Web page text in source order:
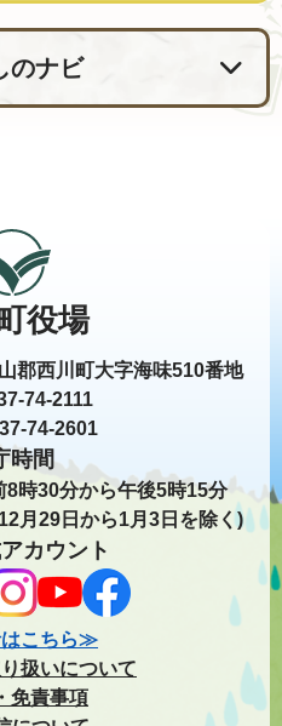
のナビ
役場
郡西川町大字海味510番地
74-2111
74-2601
時間
8時30分から午後5時15分
月29日から1月3日を除く)
カウント
はこちら≫
扱いについて
免責事項